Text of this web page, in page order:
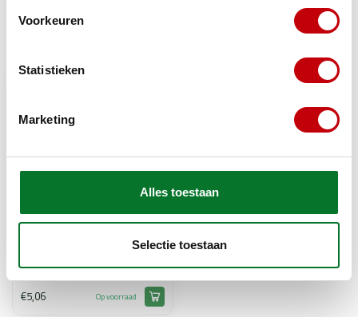
Voorkeuren
Statistieken
Marketing
Alles toestaan
Selectie toestaan
orig
€5,06 Op voorraad